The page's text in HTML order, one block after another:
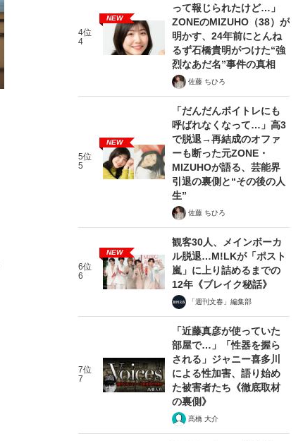
4位
4
NEW
って報じられたけど…」
ZONEのMIZUHO（38）が
明かす、24年前にとんね
るず石橋貴明がつけた“強
烈なあだ名”事件の真相
佐藤 ちひろ
5位
5
NEW
「だんだんボイトレにも
呼ばれなくなって…」高3
で脱退→再結成のオファ
ーも断った元ZONE・
MIZUHOが語る、芸能界
引退の裏側と“その後の人
生”
佐藤 ちひろ
6位
6
NEW
観客30人、メインボーカ
ル脱退…M!LKが「ポスト
嵐」に上り詰めるまでの
12年《ブレイク秘話》
「週刊文春」編集部
7位
7
「近藤真彦が使っていた
部屋で…」「性器を握ら
される」ジャニー喜多川
による性加害、語り始め
た被害者たち《徹底取材
の裏側》
髙橋 大介